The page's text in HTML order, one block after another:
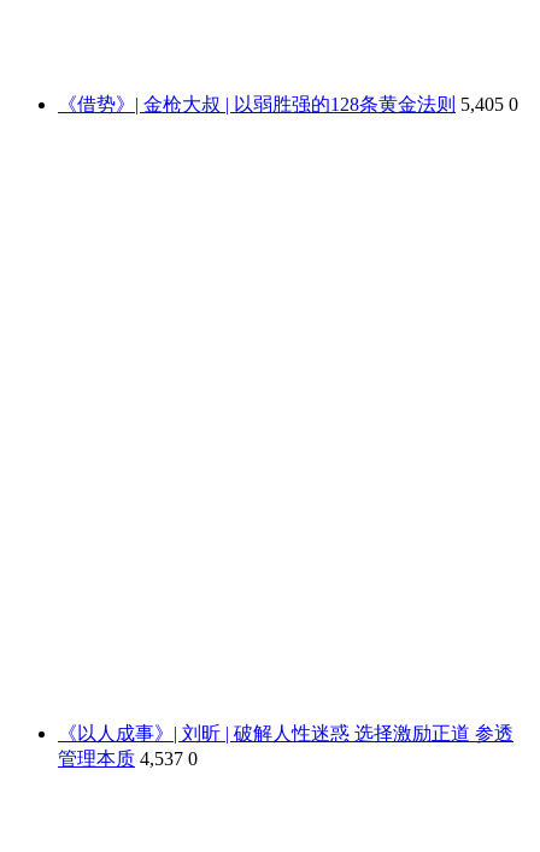
《借势》| 金枪大叔 | 以弱胜强的128条黄金法则 5,405 0
《以人成事》| 刘昕 | 破解人性迷惑 选择激励正道 参透
管理本质 4,537 0